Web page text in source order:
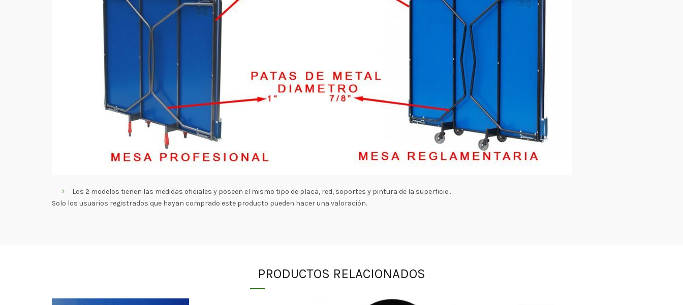
Los 2 modelos tienen las medidas oficiales y poseen el mismo tipo de placa, red, soportes y pintura de la superficie .
Solo los usuarios registrados que hayan comprado este producto pueden hacer una valoración.
PRODUCTOS RELACIONADOS